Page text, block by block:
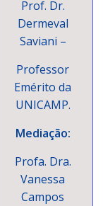
Prof. Dr.
Dermeval
Saviani –
Professor
Emérito da
UNICAMP.
Mediação:
Profa. Dra.
Vanessa
Campos